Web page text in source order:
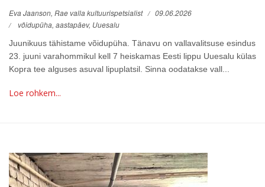
Eva Jaanson, Rae valla kultuurispetsialist
09.06.2026
võidupüha, aastapäev, Uuesalu
Juunikuus tähistame võidupüha. Tänavu on vallavalitsuse esindus
23. juuni varahommikul kell 7 heiskamas Eesti lippu Uuesalu külas
Kopra tee alguses asuval lipuplatsil. Sinna oodatakse vall...
Loe rohkem...